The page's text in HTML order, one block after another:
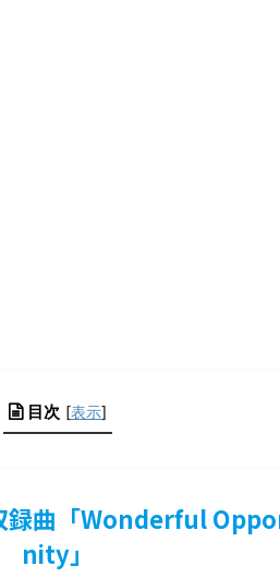
目次 [表示]
録曲「Wonderful
nity」